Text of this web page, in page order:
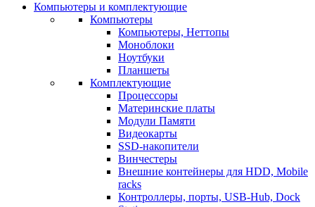
Компьютеры и комплектующие
Компьютеры
Компьютеры, Неттопы
Моноблоки
Ноутбуки
Планшеты
Комплектующие
Процессоры
Материнские платы
Модули Памяти
Видеокарты
SSD-накопители
Винчестеры
Внешние контейнеры для HDD, Mobile
racks
Контроллеры, порты, USB-Hub, Dock